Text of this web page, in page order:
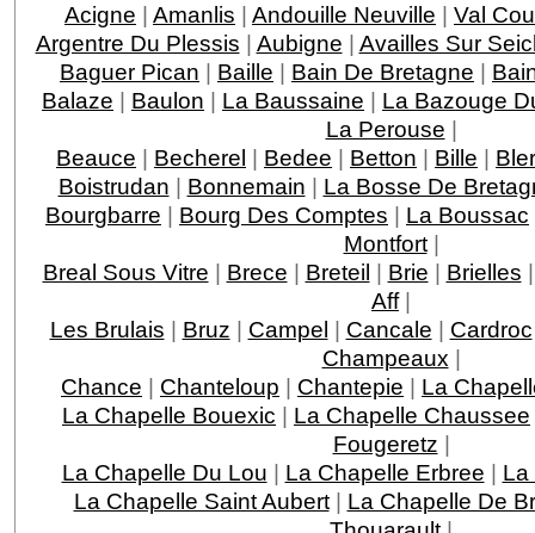
Acigne | Amanlis | Andouille Neuville | Val
Argentre Du Plessis | Aubigne | Availles Sur
Baguer Pican | Baille | Bain De Bretagne |
Balaze | Baulon | La Baussaine | La Bazouge
La Perouse |
Beauce | Becherel | Bedee | Betton | Bille |
Boistrudan | Bonnemain | La Bosse De
Bourgbarre | Bourg Des Comptes | La Boussac
Montfort|
Breal Sous Vitre | Brece | Breteil | Brie | Brielles
Aff|
Les Brulais | Bruz | Campel | Cancale | Cardroc
Champeaux |
Chance | Chanteloup | Chantepie | La
La Chapelle Bouexic | La Chapelle Chaussee
Fougeretz |
La Chapelle Du Lou | La Chapelle Erbree | La
La Chapelle Saint Aubert| La Chapelle De